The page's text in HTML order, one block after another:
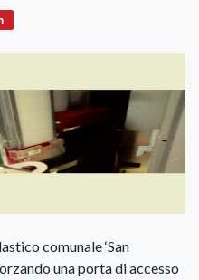
comunale ‘San
una porta di accesso